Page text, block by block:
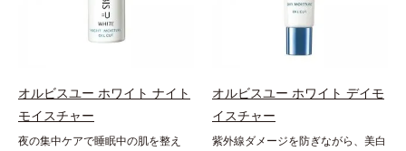
商品ページをご覧ください。・
BEAUTY夏祭りは、こちら
な年齢肌(*2)の“メラニンメタボ
(*3)”にアプローチして、澄みわたる
美肌を目指します。*1 乾燥やキメ
ねた肌*3 メラニンが過剰に生成す
る状態
します。*1 年齢を重ねた肌*2 メラ
ニンが過剰に生成する状態*3 メラ
ニンの生成を抑え、シミ・ソバカス
オルビスユー ホワイト ナイト
モイスチャー
夜の集中ケアで睡眠中の肌を整え
オルビスユー ホワイト デイモ
イスチャー
紫外線ダメージを防ぎながら、美白